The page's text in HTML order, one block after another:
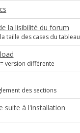
la lisibilité du forum
taille des cases du tableau
version différente
des sections
suite à l'installation